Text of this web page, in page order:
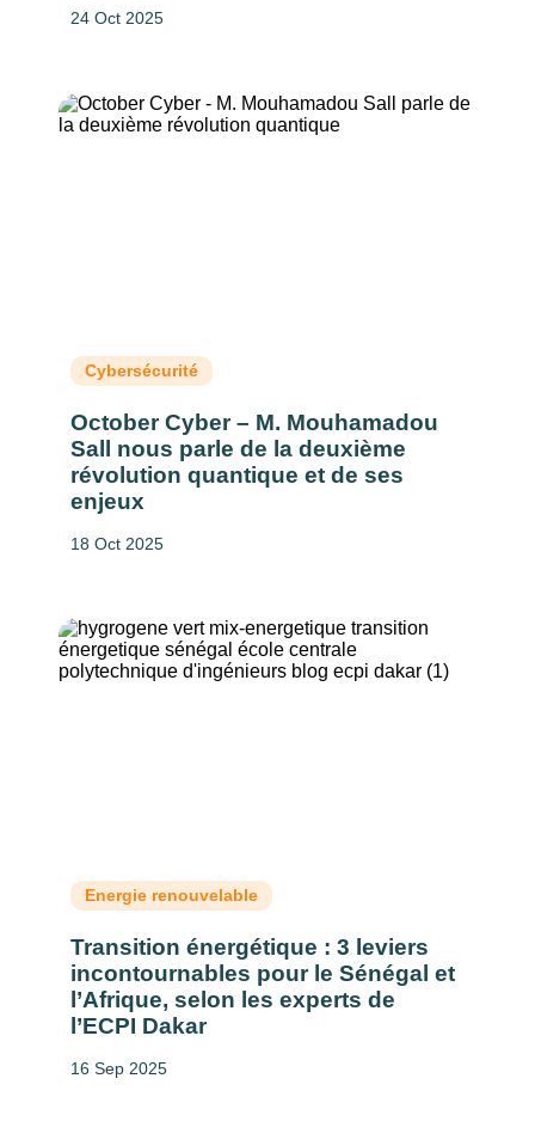
24 Oct 2025
Cybersécurité
October Cyber – M. Mouhamadou
Sall nous parle de la deuxième
révolution quantique et de ses
enjeux
18 Oct 2025
Energie renouvelable
Transition énergétique : 3 leviers
incontournables pour le Sénégal et
l’Afrique, selon les experts de
l’ECPI Dakar
16 Sep 2025